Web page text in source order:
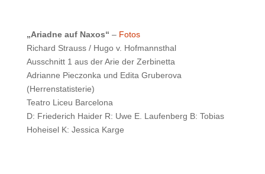
„Ariadne auf Naxos“ – Fotos
Richard Strauss / Hugo v. Hofmannsthal
Ausschnitt 1 aus der Arie der Zerbinetta
Adrianne Pieczonka und Edita Gruberova
(Herrenstatisterie)
Teatro Liceu Barcelona
D: Friederich Haider R: Uwe E. Laufenberg B: Tobias
Hoheisel K: Jessica Karge